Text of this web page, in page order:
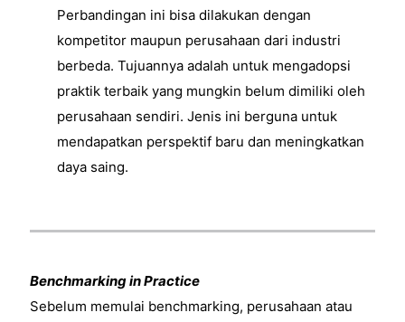
Perbandingan ini bisa dilakukan dengan
kompetitor maupun perusahaan dari industri
berbeda. Tujuannya adalah untuk mengadopsi
praktik terbaik yang mungkin belum dimiliki oleh
perusahaan sendiri. Jenis ini berguna untuk
mendapatkan perspektif baru dan meningkatkan
daya saing.
Benchmarking in Practice
Sebelum memulai benchmarking, perusahaan atau